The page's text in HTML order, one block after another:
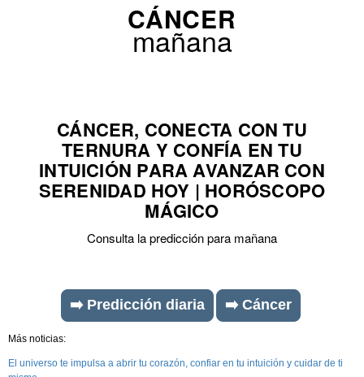
CÁNCER
mañana
CÁNCER, CONECTA CON TU
TERNURA Y CONFÍA EN TU
INTUICIÓN PARA AVANZAR CON
SERENIDAD HOY | HORÓSCOPO
MÁGICO
Consulta la predicción para mañana
➡️ Predicción diaria ➡️ Cáncer
Más noticias:
El universo te impulsa a abrir tu corazón, confiar en tu intuición y cuidar de ti